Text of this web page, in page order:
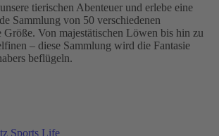
tierischen Abenteuer und erlebe eine
Sammlung von 50 verschiedenen
Größe. Von majestätischen Löwen bis hin zu
– diese Sammlung wird die Fantasie
beflügeln.